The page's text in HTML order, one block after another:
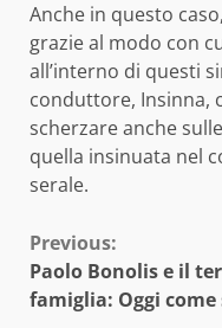
Anche in questo
grazie al modo con
all’interno di questi
conduttore, Insinna,
scherzare anche
quella insinuata nel
serale.
Continue
Reading
Previous:
Paolo Bonolis e il
famiglia: Oggi come